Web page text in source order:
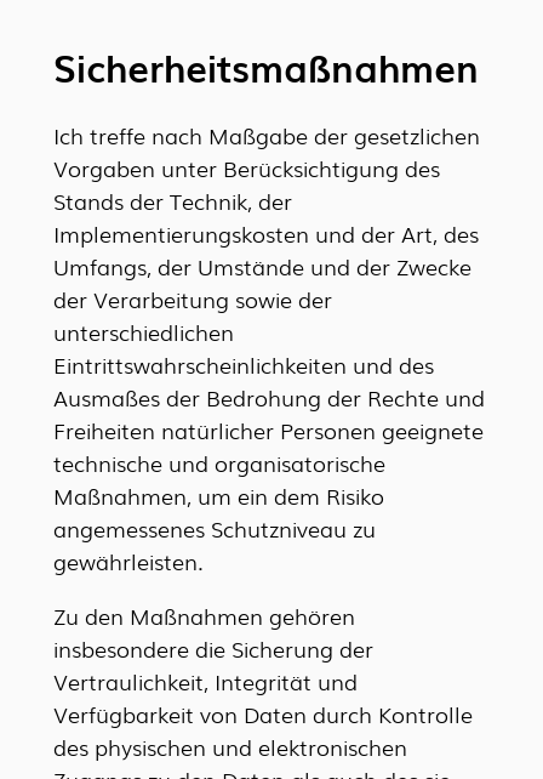
Sicherheitsmaßnahmen
Ich treffe nach Maßgabe der gesetzlichen
Vorgaben unter Berücksichtigung des
Stands der Technik, der
Implementierungskosten und der Art, des
Umfangs, der Umstände und der Zwecke
der Verarbeitung sowie der
unterschiedlichen
Eintrittswahrscheinlichkeiten und des
Ausmaßes der Bedrohung der Rechte und
Freiheiten natürlicher Personen geeignete
technische und organisatorische
Maßnahmen, um ein dem Risiko
angemessenes Schutzniveau zu
gewährleisten.
Zu den Maßnahmen gehören
insbesondere die Sicherung der
Vertraulichkeit, Integrität und
Verfügbarkeit von Daten durch Kontrolle
des physischen und elektronischen